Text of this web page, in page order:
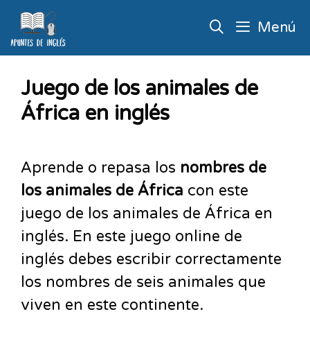
Menú
Juego de los animales de
África en inglés
Aprende o repasa los nombres de
los animales de África con este
juego de los animales de África en
inglés. En este juego online de
inglés debes escribir correctamente
los nombres de seis animales que
viven en este continente.